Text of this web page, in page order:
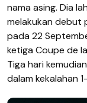
nama asing. Dia
melakukan debut
pada 22
ketiga Coupe de
Tiga hari
dalam kekalahan